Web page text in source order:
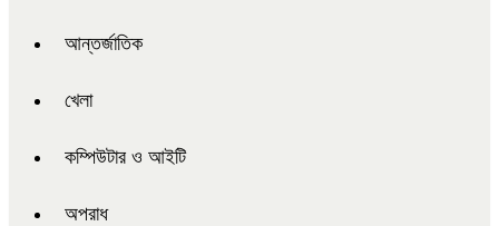
আন্তর্জাতিক
খেলা
কম্পিউটার ও আইটি
অপরাধ